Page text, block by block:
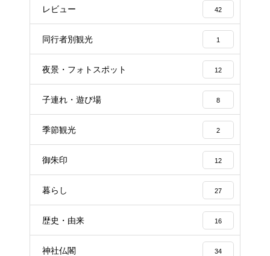
レビュー 42
同行者別観光 1
夜景・フォトスポット 12
子連れ・遊び場 8
季節観光 2
御朱印 12
暮らし 27
歴史・由来 16
神社仏閣 34